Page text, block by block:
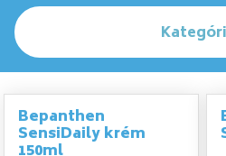
Bepanthen
SensiDaily krém